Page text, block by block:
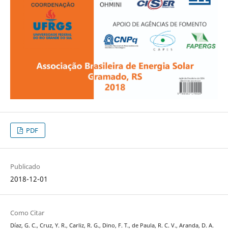
PDF
Publicado
2018-12-01
Como Citar
Díaz, G. C., Cruz, Y. R., Carliz, R. G., Dino, F. T., de Paula, R. C. V., Aranda, D. A.